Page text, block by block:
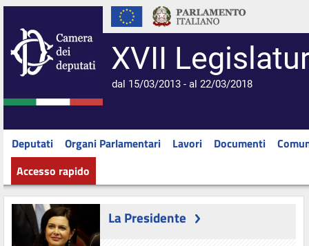
XVII
dal 15/03/2013 - al 22/03/2018
Deputati Organi Parlamentari Lavori Documenti
Accesso rapido
La Presidente